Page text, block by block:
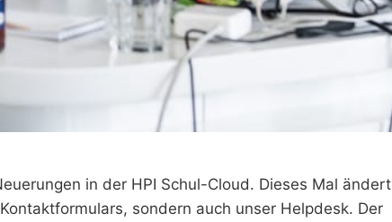
in der HPI Schul-Cloud. Dieses Mal ändert
sondern auch unser Helpdesk. Der